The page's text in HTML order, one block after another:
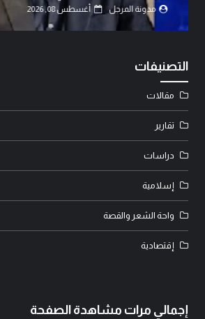
مدونة المرجل
التصنيفات
مقالات
تقارير
دراسات
إسلامية
واحة الشعر والقصة
إقتصادية
إجمالي مرات مشاهدة الصفحة